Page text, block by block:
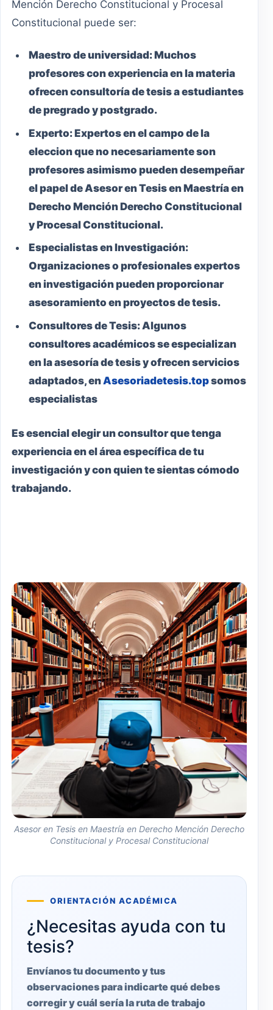
Mención Derecho Constitucional y Procesal
Constitucional puede ser:
Maestrode universidad:Muchos
profesores con experiencia en la materia
ofrecen consultoría de tesis a estudiantes
de pregrado y postgrado.
Experto:Expertos en el campo de la
eleccion que no necesariamente son
profesores asimismo pueden desempeñar
el papel de Asesor en Tesis en Maestría en
Derecho Mención Derecho Constitucional
y Procesal Constitucional.
Especialistas en Investigación:
Organizaciones o profesionales expertos
en investigación pueden proporcionar
asesoramiento en proyectos de tesis.
Consultores de Tesis:Algunos
consultores académicos se especializan
en la asesoría de tesis y ofrecen servicios
adaptados, enAsesoriadetesis.topsomos
especialistas
Es esencial elegir un consultor que tenga
experiencia en el área específica de tu
investigación y con quien te sientas cómodo
trabajando.
Asesor en Tesis en Maestría en Derecho Mención Derecho
Constitucional y Procesal Constitucional
ORIENTACIÓN ACADÉMICA
¿Necesitas ayuda con tu
tesis?
Envíanos tu documento y tus
observaciones para indicarte qué debes
corregir y cuál sería la ruta de trabajo